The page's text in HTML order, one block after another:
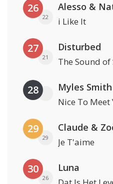
26
22
Alesso &
i Like It
27
21
Disturbed
The Sound of
28 Myles Smith
Nice To Meet
29
29
Claude &
Je T'aime
30
26
Luna